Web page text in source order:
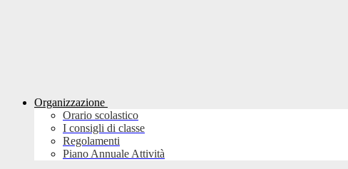
Organizzazione
Orario scolastico
I consigli di classe
Regolamenti
Piano Annuale Attività